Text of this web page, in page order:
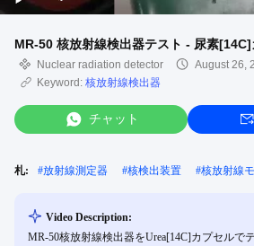
MR-50 核放射線検出器テスト - 尿素
Nuclear radiation detector
August 26,
Keyword: 核放射線検出器
チャット
札: #放射線測定器 #核検出装置 #核放射線
Video Description:
MR-50核放射線検出器をUrea[14C]カプセルで